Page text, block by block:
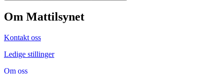
Om Mattilsynet
Kontakt oss
Ledige stillinger
Om oss